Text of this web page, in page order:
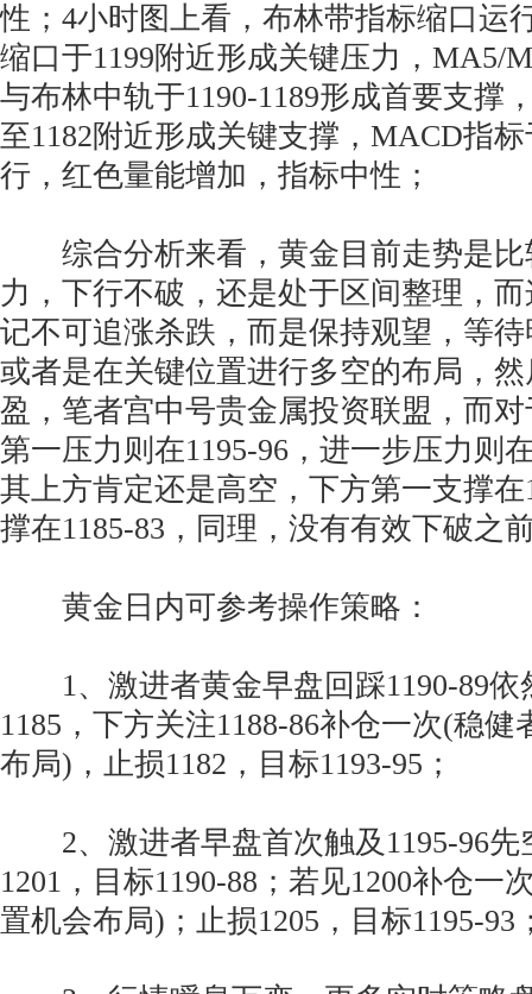
性；4小时图上看，布林带指标缩口运
缩口于1199附近形成关键压力，MA5/
与布林中轨于1190-1189形成首要支撑
至1182附近形成关键支撑，MACD指
行，红色量能增加，指标中性；
综合分析来看，黄金目前走势是比
力，下行不破，还是处于区间整理，
记不可追涨杀跌，而是保持观望，等
或者是在关键位置进行多空的布局，
盈，笔者宫中号贵金属投资联盟，而
第一压力则在1195-96，进一步压力则
其上方肯定还是高空，下方第一支撑在
撑在1185-83，同理，没有有效下破之
黄金日内可参考操作策略：
1、激进者黄金早盘回踩1190-89依
1185，下方关注1188-86补仓一次(稳
布局)，止损1182，目标1193-95；
2、激进者早盘首次触及1195-96先
1201，目标1190-88；若见1200补仓一
置机会布局)；止损1205，目标1195-93